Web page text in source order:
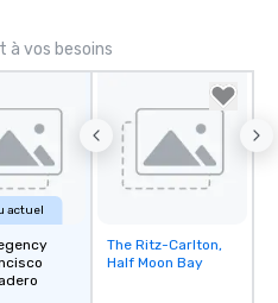
à vos besoins
actuel
Removed from
favorites
The Ritz-Carlton,
Half Moon Bay